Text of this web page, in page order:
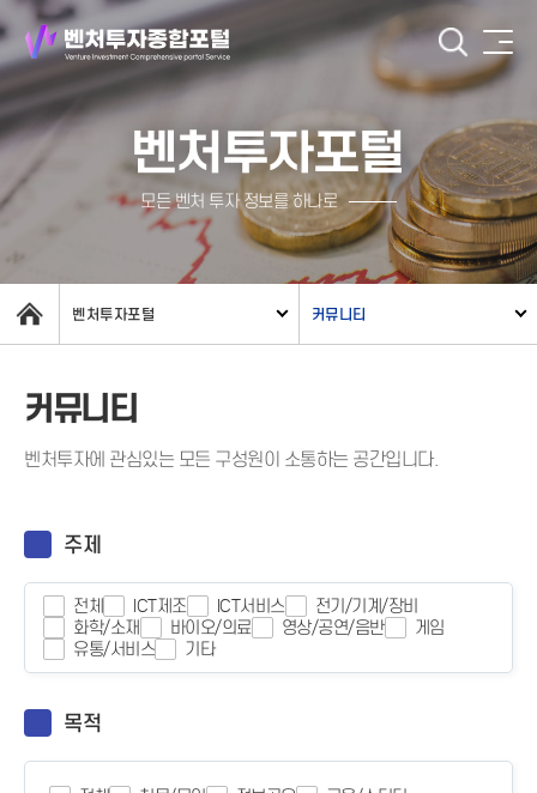
벤처투자포털
모든 벤처 투자 정보를 하나로
벤처투자포털 커뮤니티
커뮤니티
벤처투자에 관심있는 모든 구성원이 소통하는 공간입니다.
주제
전체 ICT제조 ICT서비스
전기/기계/장비
화학/소재
바이오/의료 영상/공연/음반
게임
유통/서비스
기타
목적